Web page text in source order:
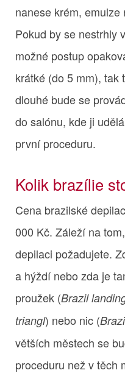
nanese krém, emulze
Pokud by se nestrhly
možné postup
krátké (do 5 mm), tak
dlouhé bude se
do salónu, kde ji
první proceduru.
Kolik brazílie
Cena brazilské
000 Kč. Záleží na
depilaci požadujete.
a hýždí nebo zda je
proužek (Brazil
triangl) nebo nic (
větších městech se
proceduru než v těch